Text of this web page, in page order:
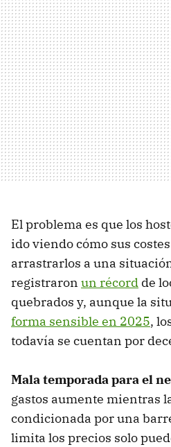
El problema es que los
ido viendo cómo sus
arrastrarlos a una
registraron un récord de
quebrados y, aunque la
forma sensible en 2025,
todavía se cuentan por
Mala temporada para el
gastos aumente mientras
condicionada por una
limita los precios solo